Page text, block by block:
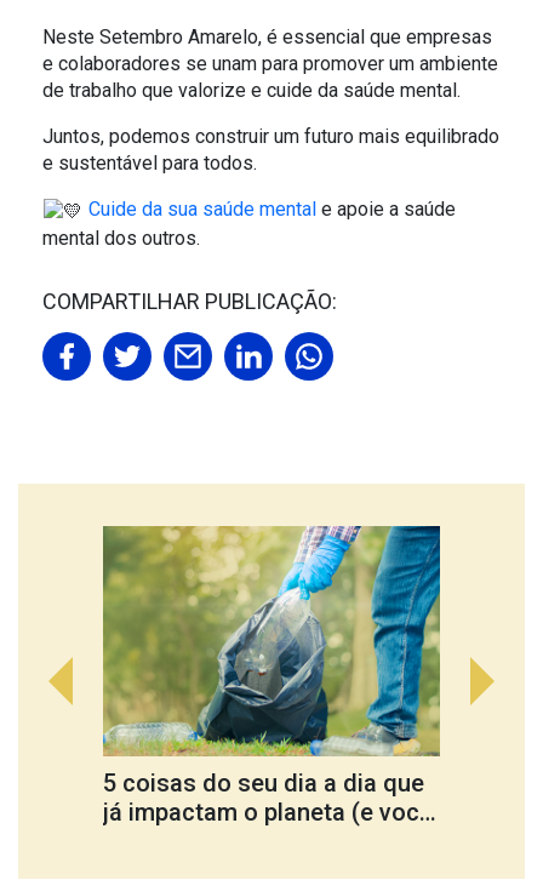
Neste Setembro Amarelo, é essencial que empresas
e colaboradores se unam para promover um ambiente
de trabalho que valorize e cuide da saúde mental.
Juntos, podemos construir um futuro mais equilibrado
e sustentável para todos.
Cuide da sua saúde mental e apoie a saúde
mental dos outros.
COMPARTILHAR PUBLICAÇÃO:
5 coisas do seu dia a dia que
já impactam o planeta (e você